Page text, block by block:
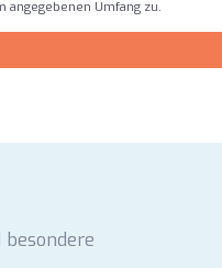
Umfang zu.